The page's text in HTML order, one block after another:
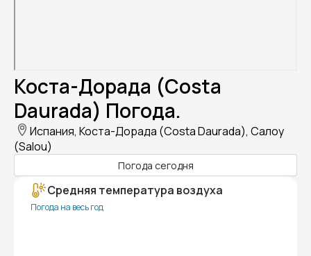
Коста-Дорада (Costa
Daurada) Погода.
Испания, Коста-Дорада (Costa Daurada), Салоу
(Salou)
Погода сегодня
Средняя температура воздуха
Погода на весь год